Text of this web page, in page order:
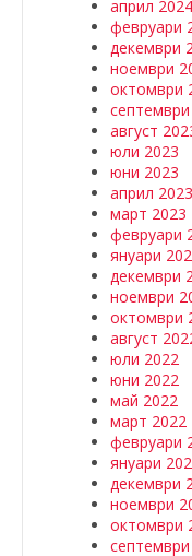
април 2024
февруари
декември
ноември
октомври
август
юли 2023
юни 2023
април 2023
март 2023
февруари
януари
декември
ноември
октомври
август
юли 2022
юни 2022
май 2022
март 2022
февруари
януари
декември
ноември
октомври
септември